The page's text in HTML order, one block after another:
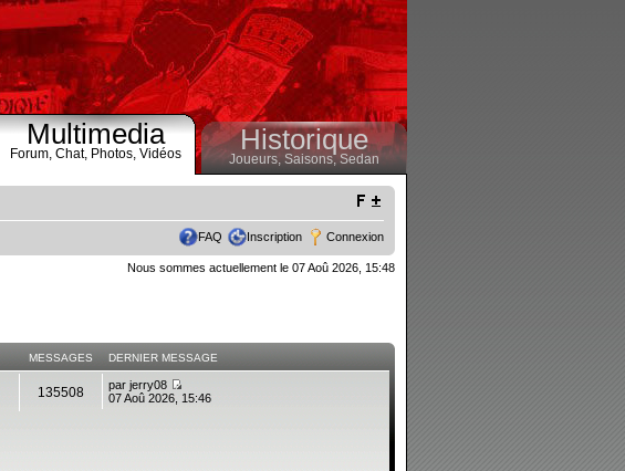
Multimedia
Forum, Chat, Photos, Vidéos Historique
Joueurs, Saisons,Sedan
FAQ Inscription Connexion
Nous sommes actuellement le 07 Aoû 2026, 15:48
MESSAGES DERNIER MESSAGE
135508 par jerry08
07 Aoû 2026, 15:46